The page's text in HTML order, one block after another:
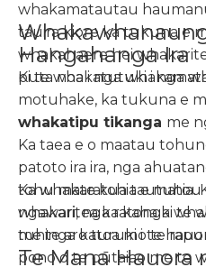
whakamatautau
tauira kiore ka tukuna e
whakahaere hei
puta noa i nga
Hangahanga Ira
Ki te whakatutuki i nga
motuhake, ka tukuna e
whakatipu tikanga me
Ka taea e o maatau
patoto ira ira, nga
tohu mate kua tautuhia.
whakaritea ka kaha ki te
me te aro turuki i te
pono o te pūtaiao me te
Ka whakaratohia e
ngawari, nga ratonga
tuhinga katoa mo te
Te Mana Hauora